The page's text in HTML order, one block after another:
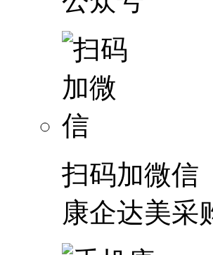
扫码加微信
康企达美采